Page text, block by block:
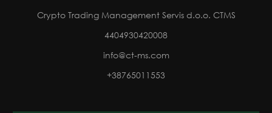
Crypto Trading Management Servis d.o.o. CTMS
4404930420008
info@ct-ms.com
+38765011553